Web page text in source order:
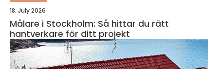
18. July 2026
Målare i Stockholm: Så hittar du rätt
hantverkare för ditt projekt